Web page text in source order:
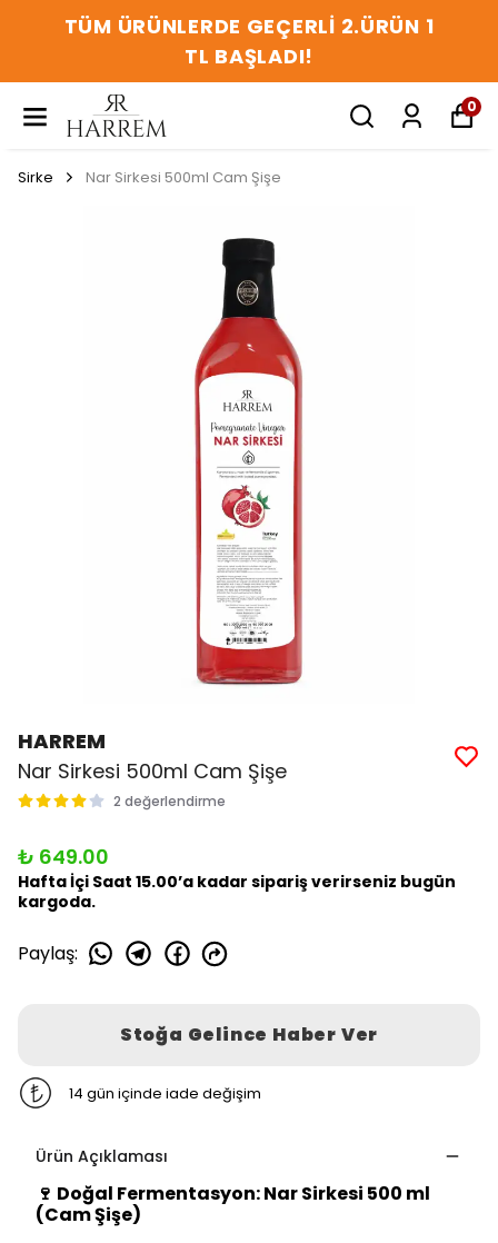
TÜM ÜRÜNLERDE GEÇERLİ 2.ÜRÜN 1
TL BAŞLADI!
0
Sirke Nar Sirkesi 500ml Cam Şişe
HARREM
Nar Sirkesi 500ml Cam Şişe
2 değerlendirme
₺ 649.00
Hafta İçi Saat 15.00’a kadar sipariş verirseniz bugün
kargoda.
Paylaş:
Stoğa Gelince Haber Ver
14 gün içinde iade değişim
Ürün Açıklaması
🍷 Doğal Fermentasyon: Nar Sirkesi 500 ml
(Cam Şişe)